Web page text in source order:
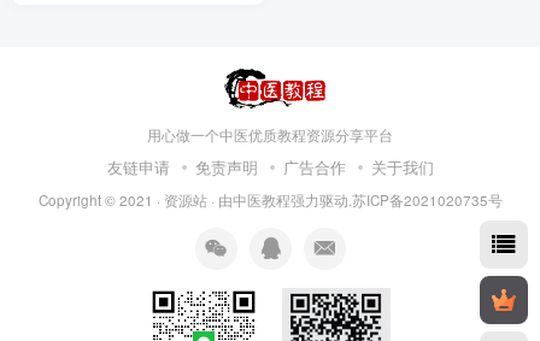
用心做一个中医优质教程资源分享平台
友链申请 免责声明 广告合作 关于我们
Copyright © 2021 · 资源站· 由中医教程强力驱动.苏ICP备2021020735号